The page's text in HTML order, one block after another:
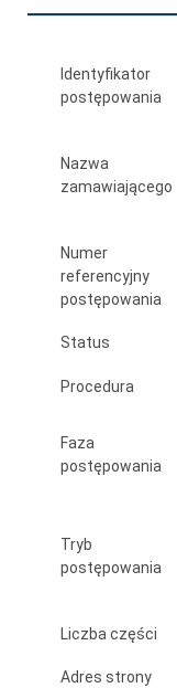
Identyfikator
postępowania
Nazwa
zamawiającego
Numer
referencyjny
postępowania
Status
Procedura
Faza
postępowania
Tryb
postępowania
Liczba części
Adres strony